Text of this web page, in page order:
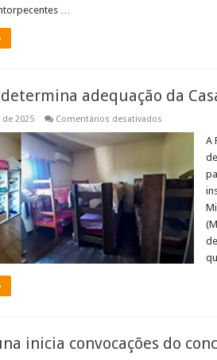
…
adequação da
2025 Comentários desativadosem
determina
Casa
Lar
de
Miracema
A
inicia convocações do